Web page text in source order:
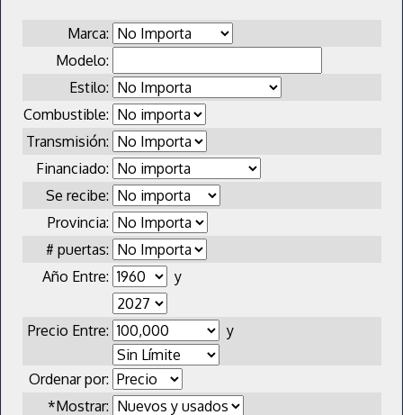
Marca:
Modelo:
Estilo:
Combustible:
Transmisión:
Financiado:
Se recibe:
Provincia:
# puertas:
Año Entre:
y
Precio Entre: y
Ordenar por:
*Mostrar: